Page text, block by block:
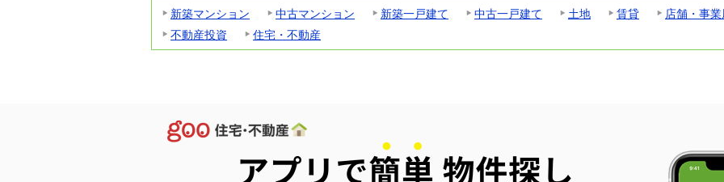
新築マンション
中古マンション 新築一戸建て 中古一戸建て 土地 賃貸
店舗・事業
不動産投資
住宅・不動産